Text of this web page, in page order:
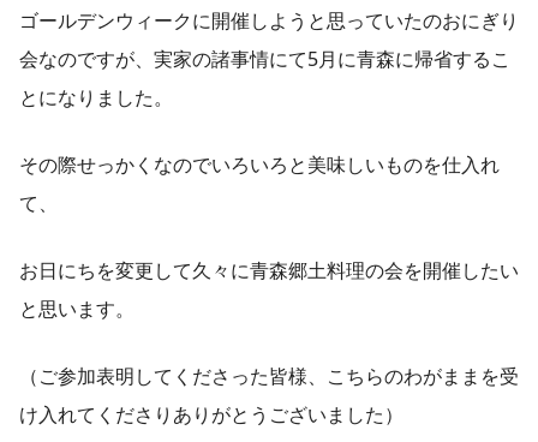
ゴールデンウィークに開催しようと思っていたのおにぎり
会なのですが、実家の諸事情にて5月に青森に帰省するこ
とになりました。
その際せっかくなのでいろいろと美味しいものを仕入れ
て、
お日にちを変更して久々に青森郷土料理の会を開催したい
と思います。
（ご参加表明してくださった皆様、こちらのわがままを受
け入れてくださりありがとうございました）